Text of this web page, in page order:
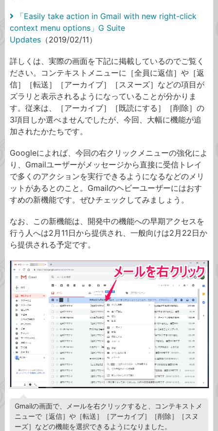
「Easily take action in Gmail with new right-click
context menu options」G Suite
Updates （2019/02/11）
詳しくは、実際の画面を下記に掲載しているのでご覧く
ださい。コンテキストメニューに［全員に返信］や［返
信］［転送］［アーカイブ］［スヌーズ］などの項目が
ズラリと表示されるようになっていることが分かりま
す。従来は、［アーカイブ］［既読にする］［削除］の
3項目しか選べませんでしたが、今回、大幅に機能が追
加されたかたちです。
Googleによれば、今回の右クリックメニューの強化によ
り、Gmailユーザーがメッセージから直接に受信トレイ
で多くのアクションを実行できるようになるなどのメリ
ットがあるとのこと。Gmailのヘビーユーザーにはおす
すめの新機能です。ぜひチェックしてみましょう。
なお、この新機能は、開発中の機能への早期アクセスを
行う人へは2月11日から提供され、一般向けは2月22日か
ら提供される予定です。
Gmailの画面で、メールを右クリックすると、コンテキストメ
ニューで［返信］や［転送］［アーカイブ］［削除］［スヌ
ーズ］などの機能を選択できるようになりました。